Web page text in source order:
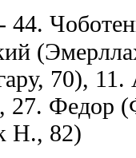
44.
70),
27. Федор
Н., 82)